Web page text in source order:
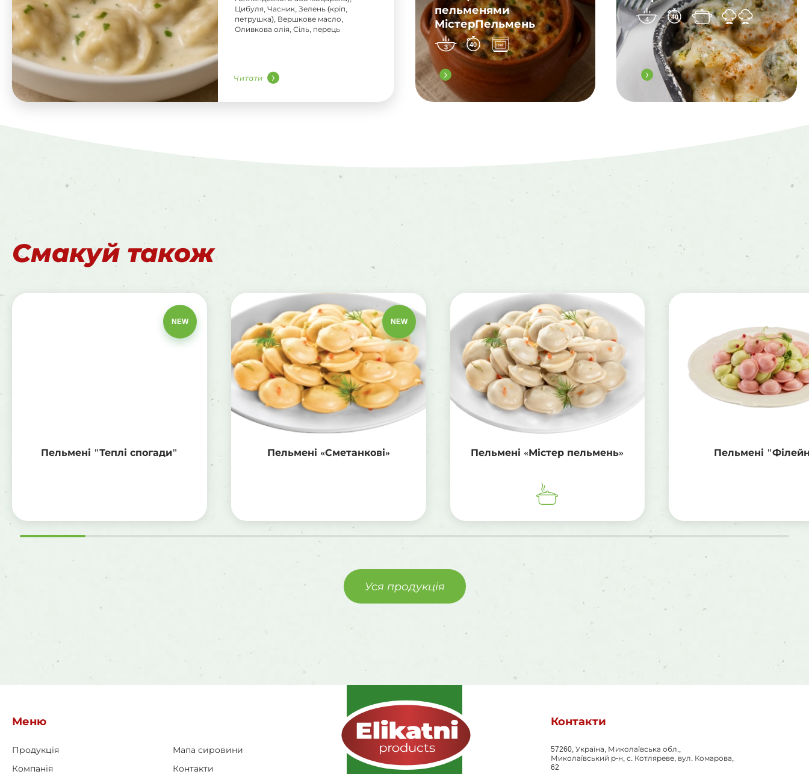
Цибуля, Часник, Зелень (кріп,
петрушка), Вершкове масло,
Оливкова олія, Сіль, перець
Читати
пельменями
МістерПельмень
3 40
4 40
Смакуй також
NEW
Пельмені "Теплі спогади"
NEW
Пельмені «Сметанкові» Пельмені «Містер пельмень» Пельмені
Уся продукція
Меню
Продукція
Компанія
Мапа сировини
Контакти
Контакти
57260, Україна, Миколаївська обл.,
Миколаївський р-н, с. Котляреве, вул. Комарова,
62